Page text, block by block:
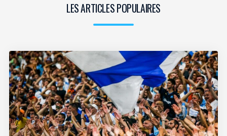
LES ARTICLES POPULAIRES